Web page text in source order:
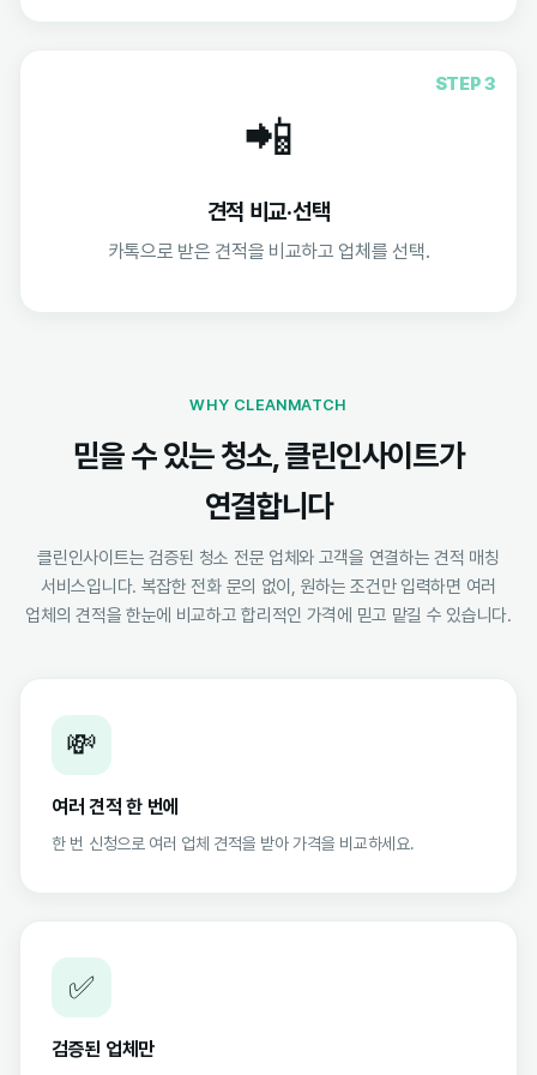
STEP 3
📲
견적 비교·선택
카톡으로 받은 견적을 비교하고 업체를 선택.
WHY CLEANMATCH
믿을 수 있는 청소, 클린인사이트가
연결합니다
클린인사이트는 검증된 청소 전문 업체와 고객을 연결하는 견적 매칭
서비스입니다. 복잡한 전화 문의 없이, 원하는 조건만 입력하면 여러
업체의 견적을 한눈에 비교하고 합리적인 가격에 믿고 맡길 수 있습니다.
💸
여러 견적 한 번에
한 번 신청으로 여러 업체 견적을 받아 가격을 비교하세요.
✅
검증된 업체만